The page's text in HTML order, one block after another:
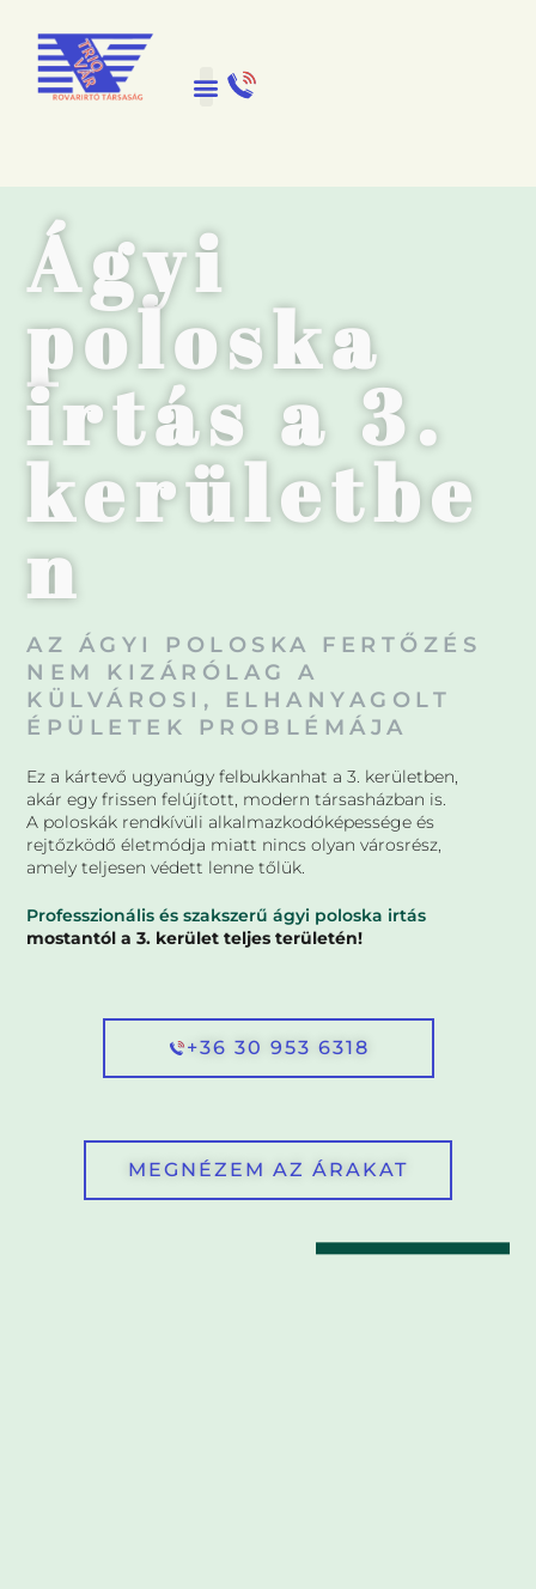
Ágyi
poloska
irtás a 3.
kerületbe
n
AZ ÁGYI POLOSKA FERTŐZÉS
NEM KIZÁRÓLAG A
KÜLVÁROSI, ELHANYAGOLT
ÉPÜLETEK PROBLÉMÁJA
Ez a kártevő ugyanúgy felbukkanhat a 3. kerületben,
akár egy frissen felújított, modern társasházban is.
A poloskák rendkívüli alkalmazkodóképessége és
rejtőzködő életmódja miatt nincs olyan városrész,
amely teljesen védett lenne tőlük.
Professzionális és szakszerű ágyi poloska irtás
mostantól a 3. kerület teljes területén!
+36 30 953 6318
MEGNÉZEM AZ ÁRAKAT